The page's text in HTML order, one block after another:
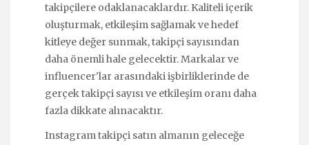
takipçilere odaklanacaklardır. Kaliteli içerik
oluşturmak, etkileşim sağlamak ve hedef
kitleye değer sunmak, takipçi sayısından
daha önemli hale gelecektir. Markalar ve
influencer'lar arasındaki işbirliklerinde de
gerçek takipçi sayısı ve etkileşim oranı daha
fazla dikkate alınacaktır.
Instagram takipçi satın almanın geleceğe